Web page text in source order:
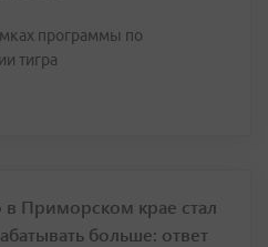
программы по
тигра
в Приморском крае стал
больше: ответ